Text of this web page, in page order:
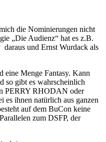
die Nominierungen nicht
„Die Audienz“ hat es z.B.
und Ernst Wurdack als
eine Menge Fantasy. Kann
so gibt es wahrscheinlich
PERRY RHODAN oder
ihnen natürlich aus ganzen
auf dem BuCon keine
zum DSFP, der